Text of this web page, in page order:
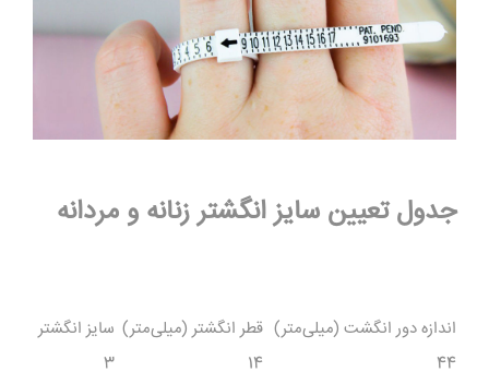
جدول تعیین سایز انگشتر زنانه و مردانه
اندازه دور انگشت (میلی‌متر) قطر انگشتر (میلی‌متر) سایز انگشتر
44
14
3